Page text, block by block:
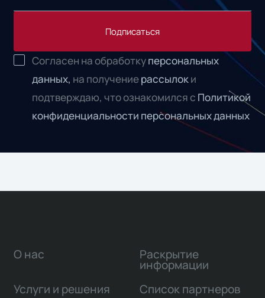
Подписаться
Согласен на обработкуперсональных
данных, на получениерассылоки
подтверждаю, что ознакомился с Политикой
конфиденциальности персональных данных
О нас
Услуги и решения
Раскрытие
информации
Список партнеров